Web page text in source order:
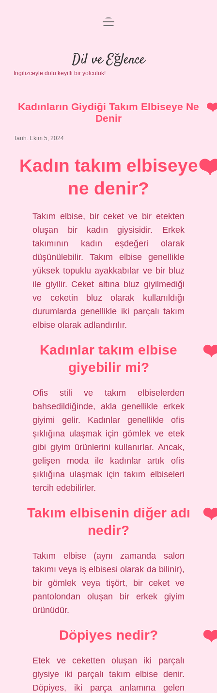
Anasayfa
Gizlilik Politikası
Yasal Uyarı
menüyü
Dil ve Eğlence
İngilizceyle dolu keyifli bir yolculuk!
Kadınların Giydiği Takım Elbiseye Ne
Denir
Tarih: Ekim 5, 2024
Kadın takım elbiseye
ne denir?
Takım elbise, bir ceket ve bir etekten
oluşan bir kadın giysisidir. Erkek
takımının kadın eşdeğeri olarak
düşünülebilir. Takım elbise genellikle
yüksek topuklu ayakkabılar ve bir bluz
ile giyilir. Ceket altına bluz giyilmediği
ve ceketin bluz olarak kullanıldığı
durumlarda genellikle iki parçalı takım
elbise olarak adlandırılır.
Kadınlar takım elbise
giyebilir mi?
Ofis stili ve takım elbiselerden
bahsedildiğinde, akla genellikle erkek
giyimi gelir. Kadınlar genellikle ofis
şıklığına ulaşmak için gömlek ve etek
gibi giyim ürünlerini kullanırlar. Ancak,
gelişen moda ile kadınlar artık ofis
şıklığına ulaşmak için takım elbiseleri
tercih edebilirler.
Takım elbisenin diğer adı
nedir?
Takım elbise (aynı zamanda salon
takımı veya iş elbisesi olarak da bilinir),
bir gömlek veya tişört, bir ceket ve
pantolondan oluşan bir erkek giyim
ürünüdür.
Döpiyes nedir?
Etek ve ceketten oluşan iki parçalı
giysiye iki parçalı takım elbise denir.
Döpiyes, iki parça anlamına gelen